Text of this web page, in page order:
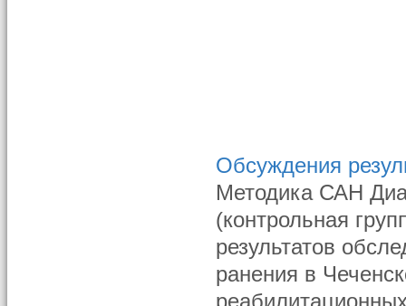
Обсуждения
Методика САН
(контрольная
результатов
ранения в